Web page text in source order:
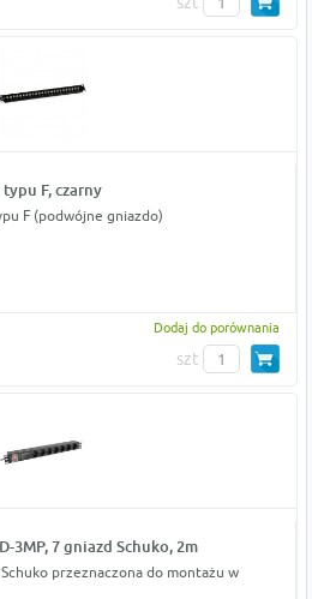
F, czarny
F (podwójne gniazdo)
Dodaj do porównania
szt
3MP, 7 gniazd Schuko, 2m
przeznaczona do montażu w